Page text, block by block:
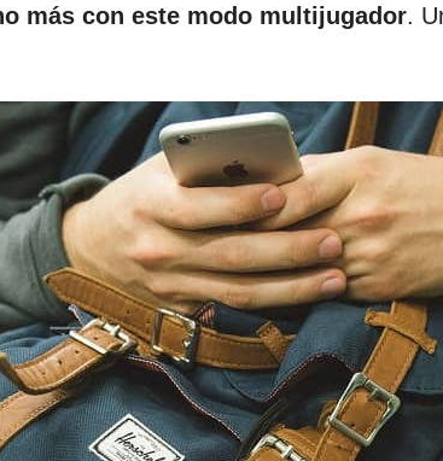
más con este modo multijugador.